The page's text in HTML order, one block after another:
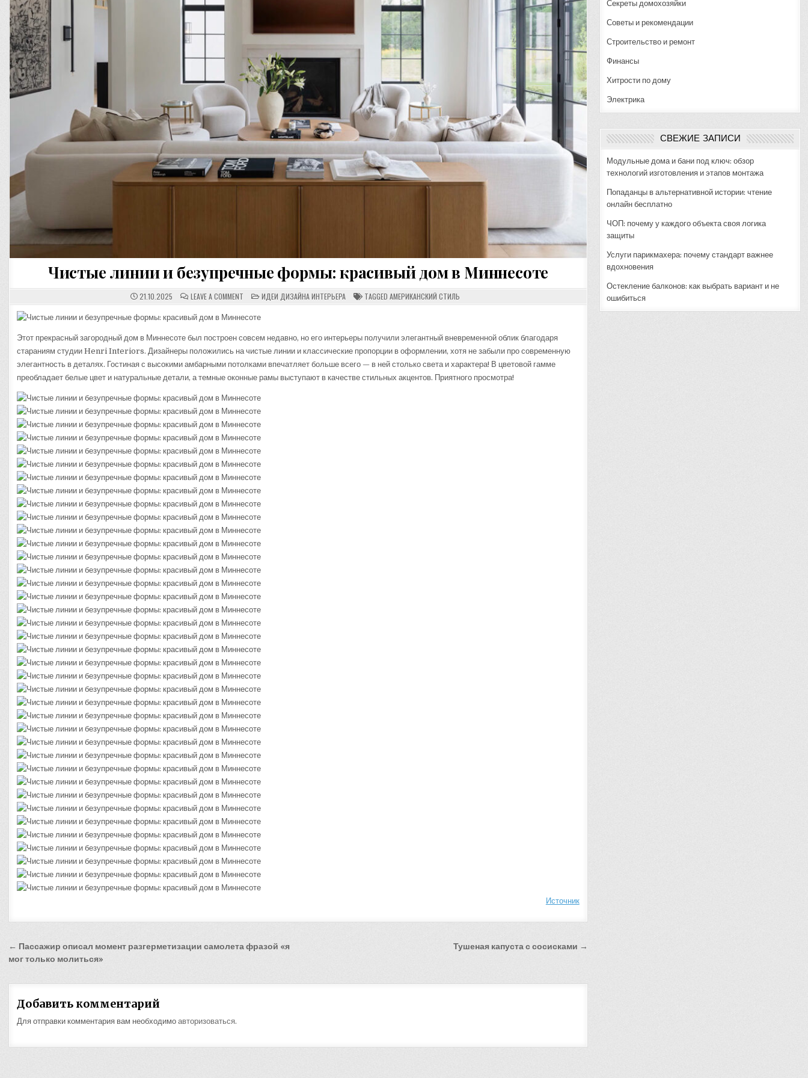
Чистые линии и безупречные формы: красивый дом в Миннесоте
21.10.2025 LEAVE A COMMENT
ЧИСТЫЕ
И
КРАСИВЫЙ
В
МИННЕСОТЕ
POSTED
IN
ИДЕИ ДИЗАЙНА ИНТЕРЬЕРА TAGGED АМЕРИКАНСКИЙ СТИЛЬ
Этот прекрасный загородный дом в Миннесоте был построен совсем недавно, но его интерьеры получили элегантный вневременной облик благодаря
стараниям студии Henri Interiors. Дизайнеры положились на чистые линии и классические пропорции в оформлении, хотя не забыли про современную
элегантность в деталях. Гостиная с высокими амбарными потолками впечатляет больше всего — в ней столько света и характера! В цветовой гамме
преобладает белые цвет и натуральные детали, а темные оконные рамы выступают в качестве стильных акцентов. Приятного просмотра!
Источник
Навигация
по
записям
Тушеная капуста с сосисками →
← Пассажир описал момент разгерметизации самолета фразой «я
мог только молиться»
Добавить комментарий
Для отправки комментария вам необходимоавторизоваться.
Секреты домохозяйки
Советы и рекомендации
Строительство и ремонт
Финансы
Хитрости по дому
Электрика
СВЕЖИЕ ЗАПИСИ
Модульные дома и бани под ключ: обзор
технологий изготовления и этапов монтажа
Попаданцы в альтернативной истории: чтение
онлайн бесплатно
ЧОП: почему у каждого объекта своя логика
защиты
Услуги парикмахера: почему стандарт важнее
вдохновения
Остекление балконов: как выбрать вариант и не
ошибиться